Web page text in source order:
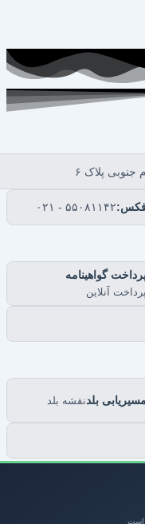
پلاک ۶
۰۲۱ - ۵۵۰۸۱۱۴۲
گواهینامه
آنلاین
بلدنقشه بلد